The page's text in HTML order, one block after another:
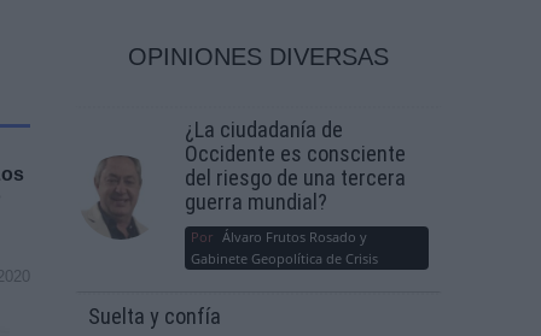
OPINIONES DIVERSAS
¿La ciudadanía de
Occidente es consciente
del riesgo de una tercera
guerra mundial?
Por Álvaro Frutos Rosado y
Gabinete Geopolítica de Crisis
Suelta y confía